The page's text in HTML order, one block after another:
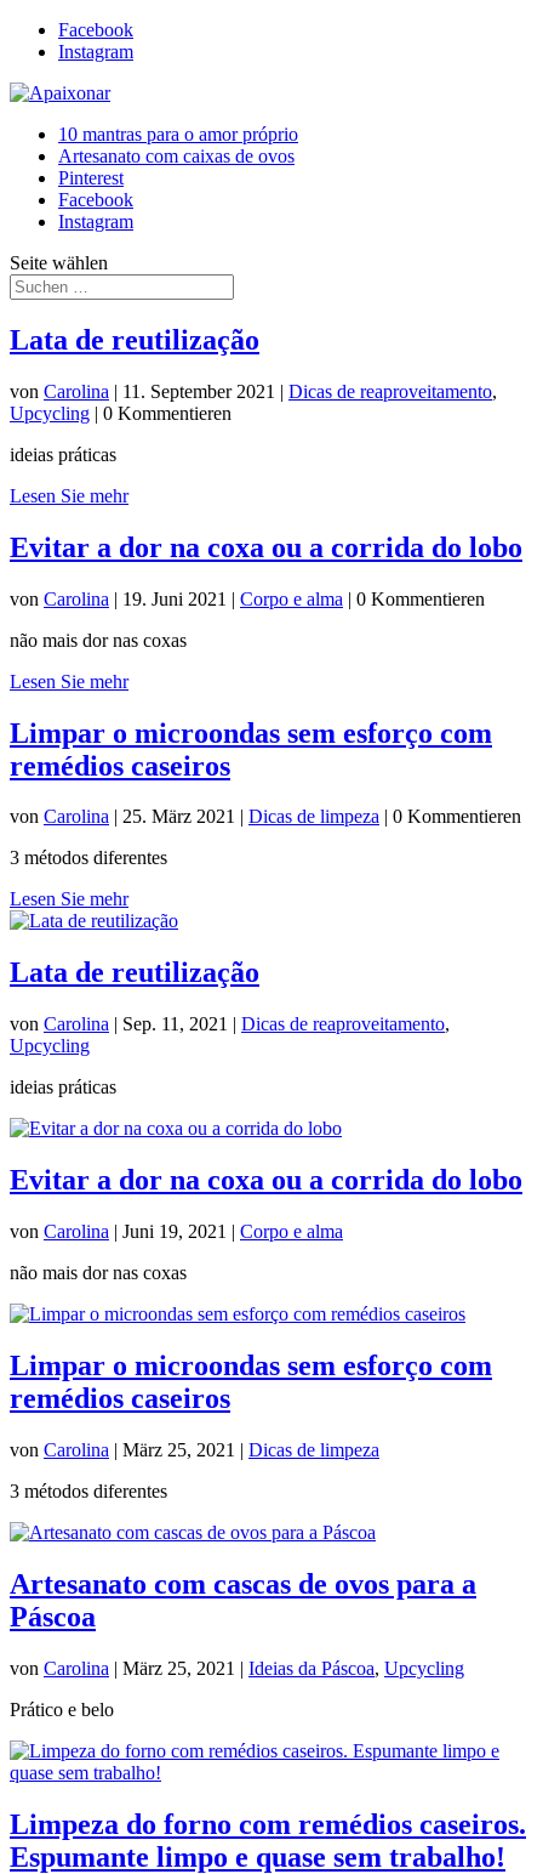
Facebook
Instagram
10 mantras para o amor próprio
Artesanato com caixas de ovos
Pinterest
Facebook
Instagram
Seite wählen
Lata de reutilização
von Carolina | 11. September 2021 | Dicas de reaproveitamento,
Upcycling | 0 Kommentieren
ideias práticas
Lesen Sie mehr
Evitar a dor na coxa ou a corrida do lobo
von Carolina | 19. Juni 2021 | Corpo e alma | 0 Kommentieren
não mais dor nas coxas
Lesen Sie mehr
Limpar o microondas sem esforço com
remédios caseiros
von Carolina | 25. März 2021 | Dicas de limpeza | 0 Kommentieren
3 métodos diferentes
Lesen Sie mehr
Lata de reutilização
von Carolina | Sep. 11, 2021 | Dicas de reaproveitamento,
Upcycling
ideias práticas
Evitar a dor na coxa ou a corrida do lobo
von Carolina | Juni 19, 2021 | Corpo e alma
não mais dor nas coxas
Limpar o microondas sem esforço com
remédios caseiros
von Carolina | März 25, 2021 | Dicas de limpeza
3 métodos diferentes
Artesanato com cascas de ovos para a
Páscoa
von Carolina | März 25, 2021 | Ideias da Páscoa, Upcycling
Prático e belo
Limpeza do forno com remédios caseiros.
Espumante limpo e quase sem trabalho!